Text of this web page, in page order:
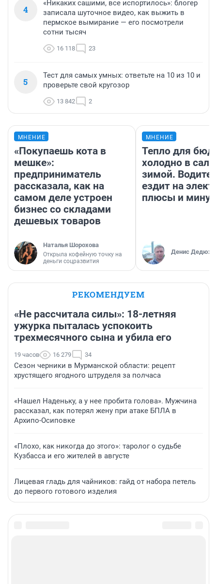
4
«Никаких сашими, все испортилось»: блогер
записала шуточное видео, как выжить в
пермское вымирание — его посмотрели
сотни тысяч
16 118 23
5
Тест для самых умных: ответьте на 10 из 10 и
проверьте свой кругозор
13 842 2
МНЕНИЕ
«Покупаешь кота в
мешке»:
предприниматель
рассказала, как на
самом деле устроен
бизнес со складами
дешевых товаров
Наталья Шорохова
Открыла кофейную точку на
деньги соцразвития
МНЕНИЕ
Тепло для
холодно в
зимой.
ездит на
плюсы и
Денис
РЕКОМЕНДУЕМ
«Не рассчитала силы»: 18-летняя
ужурка пыталась успокоить
трехмесячного сына и убила его
19 часов 16 279 34
Сезон черники в Мурманской области: рецепт
хрустящего ягодного штруделя за полчаса
«Нашел Наденьку, а у нее пробита голова». Мужчина
рассказал, как потерял жену при атаке БПЛА в
Архипо-Осиповке
«Плохо, как никогда до этого»: таролог о судьбе
Кузбасса и его жителей в августе
Лицевая гладь для чайников: гайд от набора петель
до первого готового изделия